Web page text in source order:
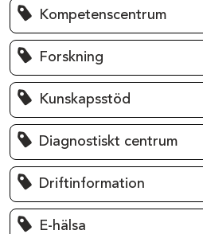
Kompetenscentrum
Forskning
Kunskapsstöd
Diagnostiskt centrum
Driftinformation
E-hälsa